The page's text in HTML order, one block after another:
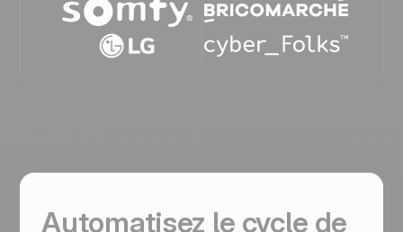
Automatisez le cycle de